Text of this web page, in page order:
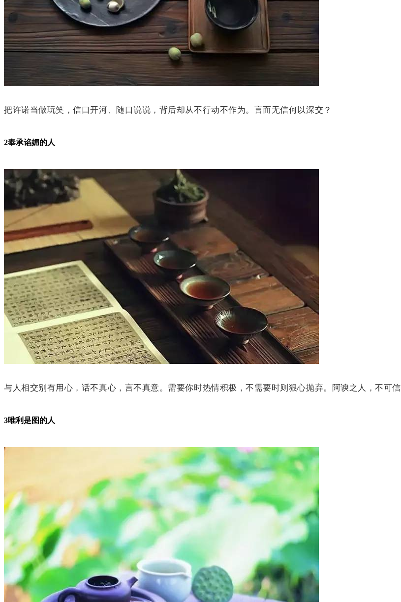
把许诺当做玩笑，信口开河、随口说说，背后却从不行动不作为。言而无信何以深交？
2奉承谄媚的人
与人相交别有用心，话不真心，言不真意。需要你时热情积极，不需要时则狠心抛弃。阿谀之人，不可信
3唯利是图的人